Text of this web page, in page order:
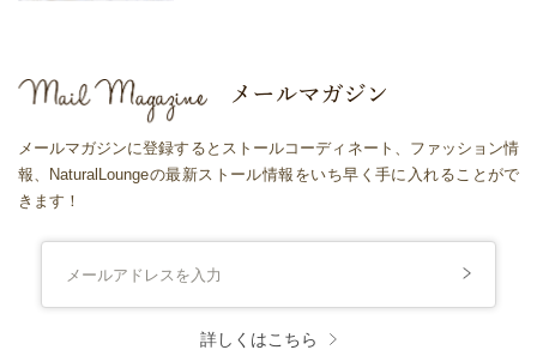
メールマガジンに登録するとストールコーディネート、ファッション情
報、NaturalLoungeの最新ストール情報をいち早く手に入れることがで
きます！
詳しくはこちら